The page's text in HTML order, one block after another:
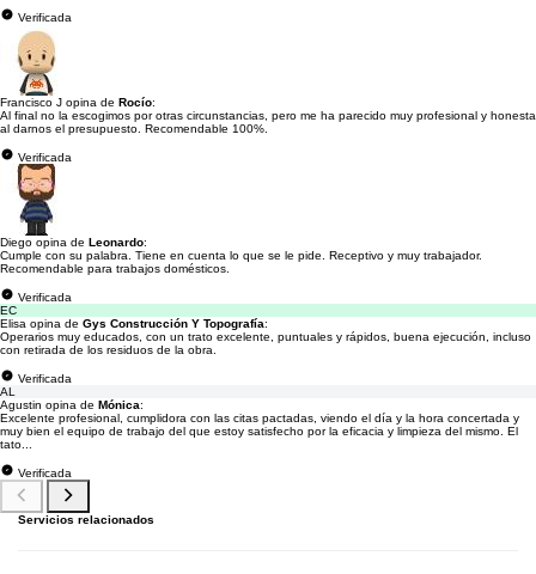
Verificada
Francisco J opina de Rocío:
Al final no la escogimos por otras circunstancias, pero me ha parecido muy profesional y honesta
al darnos el presupuesto. Recomendable 100%.
Verificada
Diego opina de Leonardo:
Cumple con su palabra. Tiene en cuenta lo que se le pide. Receptivo y muy trabajador.
Recomendable para trabajos domésticos.
Verificada
EC
Elisa opina de Gys Construcción Y Topografía:
Operarios muy educados, con un trato excelente, puntuales y rápidos, buena ejecución, incluso
con retirada de los residuos de la obra.
Verificada
AL
Agustin opina de Mónica:
Excelente profesional, cumplidora con las citas pactadas, viendo el día y la hora concertada y
muy bien el equipo de trabajo del que estoy satisfecho por la eficacia y limpieza del mismo. El
tato...
Verificada
Servicios relacionados